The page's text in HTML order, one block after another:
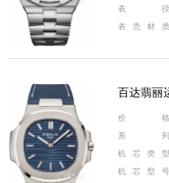
特色。这种融合了金色、
识度，亦是近年表圈的流
表
表 壳 材
百达翡丽
价
系
机 芯 类
机 芯 型